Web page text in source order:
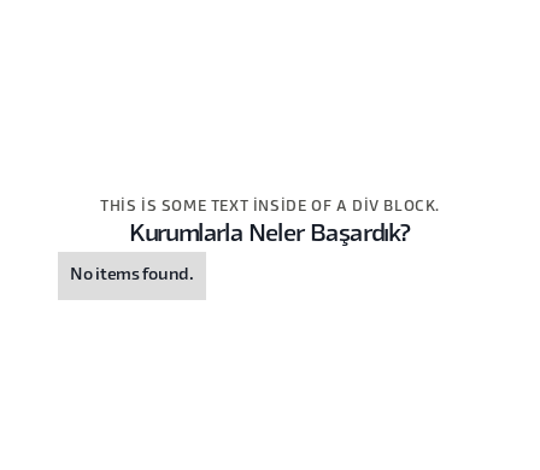
THIS IS SOME TEXT INSIDE OF A DIV BLOCK.
Kurumlarla Neler Başardık?
No items found.